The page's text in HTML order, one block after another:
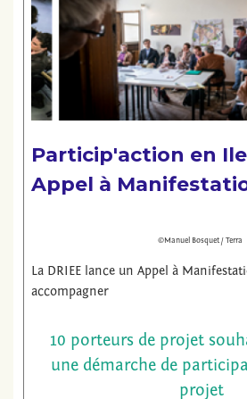
Particip'action en
Appel à
©Manuel Bosquet / Terra
La DRIEE lance un Appel à
accompagner
10 porteurs de projet
une démarche de
projet